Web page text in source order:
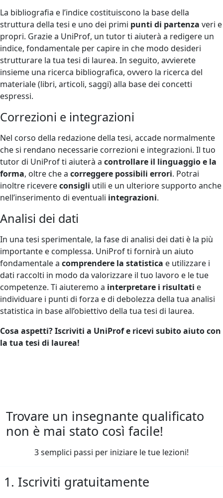
La bibliografia e l’indice costituiscono la base della
struttura della tesi e uno dei primi punti di partenza veri e
propri. Grazie a UniProf, un tutor ti aiuterà a redigere un
indice, fondamentale per capire in che modo desideri
strutturare la tua tesi di laurea. In seguito, avvierete
insieme una ricerca bibliografica, ovvero la ricerca del
materiale (libri, articoli, saggi) alla base dei concetti
espressi.
Correzioni e integrazioni
Nel corso della redazione della tesi, accade normalmente
che si rendano necessarie correzioni e integrazioni. Il tuo
tutor di UniProf ti aiuterà a controllare il linguaggio e la
forma, oltre che a correggere possibili errori. Potrai
inoltre ricevereconsigli utili e un ulteriore supporto anche
nell’inserimento di eventuali integrazioni.
Analisi dei dati
In una tesi sperimentale, la fase di analisi dei dati è la più
importante e complessa. UniProf ti fornirà un aiuto
fondamentale a comprendere la statistica e utilizzare i
dati raccolti in modo da valorizzare il tuo lavoro e le tue
competenze. Ti aiuteremo a interpretare i risultati e
individuare i punti di forza e di debolezza della tua analisi
statistica in base all’obiettivo della tua tesi di laurea.
Cosa aspetti? Iscriviti a UniProf e ricevi subito aiuto con
la tua tesi di laurea!
Trovare un insegnante qualificato
non è mai stato così facile!
3 semplici passi per iniziare le tue lezioni!
1. Iscriviti gratuitamente